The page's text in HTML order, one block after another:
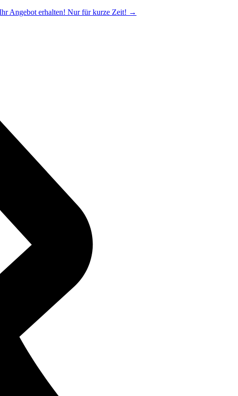
Angebot erhalten! Nur für kurze Zeit! →